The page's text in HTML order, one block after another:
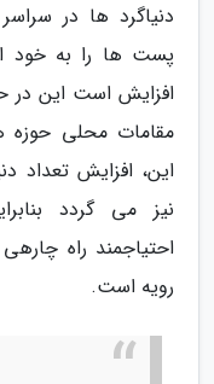
دنیاگرد ها در
پست ها را به خود
افزایش است این
مقامات محلی حوزه
این، افزایش تعداد
نیز می گردد
احتیاجمند راه
رویه است.